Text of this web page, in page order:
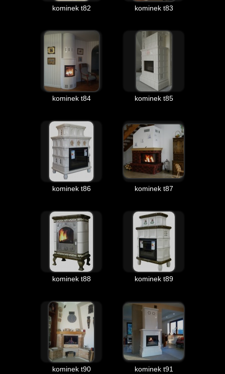
kominek t82 kominek t83
kominek t84 kominek t85
kominek t86 kominek t87
kominek t88 kominek t89
kominek t90 kominek t91